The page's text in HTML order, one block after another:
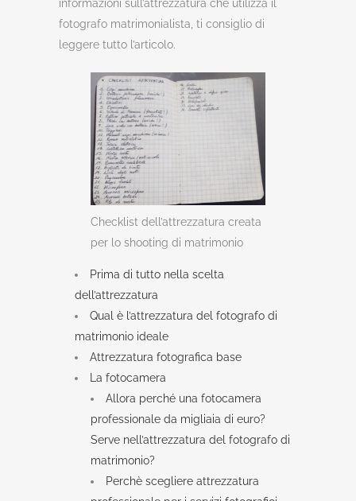
informazioni sull’attrezzatura che utilizza il
fotografo matrimonialista, ti consiglio di
leggere tutto l’articolo.
Checklist dell’attrezzatura creata
per lo shooting di matrimonio
Prima di tutto nella scelta
dell’attrezzatura
Qual è l’attrezzatura del fotografo di
matrimonio ideale
Attrezzatura fotografica base
La fotocamera
Allora perché una fotocamera
professionale da migliaia di euro?
Serve nell’attrezzatura del fotografo di
matrimonio?
Perchè scegliere attrezzatura